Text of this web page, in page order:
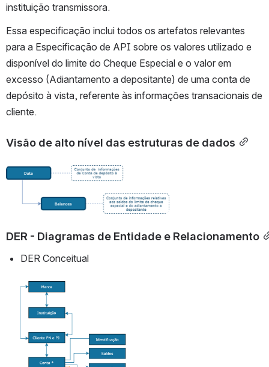
instituição transmissora.
Essa especificação inclui todos os artefatos relevantes
para a Especificação de API sobre os valores utilizado e
disponível do limite do Cheque Especial e o valor em
excesso (Adiantamento a depositante) de uma conta de
depósito à vista, referente às informações transacionais de
cliente.
Visão de alto nível das estruturas de dados
Abrir
DER - Diagramas de Entidade e Relacionamento
DER Conceitual
Abrir